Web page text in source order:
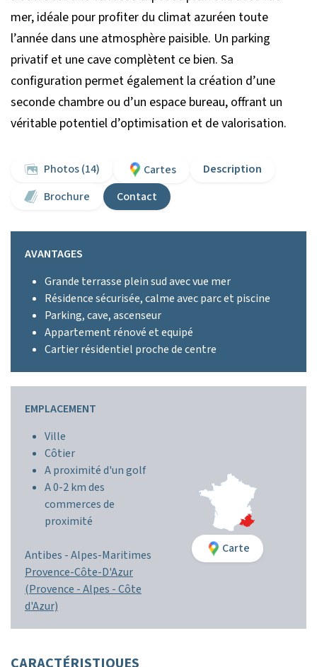
mer, idéale pour profiter du climat azuréen toute
l’année dans une atmosphère paisible. Un parking
privatif et une cave complètent ce bien. Sa
configuration permet également la création d’une
seconde chambre ou d’un espace bureau, offrant un
véritable potentiel d’optimisation et de valorisation.
Photos (14) Cartes
Description
Brochure
Contact
AVANTAGES
Grande terrasse plein sud avec vue mer
Résidence sécurisée, calme avec parc et piscine
Parking, cave, ascenseur
Appartement rénové et equipé
Cartier résidentiel proche de centre
EMPLACEMENT
Ville
Côtier
A proximité d'un golf
A 0-2 km des
commerces de
proximité
Antibes -Alpes-Maritimes
Provence-Côte-D'Azur
(Provence - Alpes - Côte
d'Azur)
Carte